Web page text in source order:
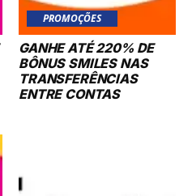
PROMOÇÕES
GANHE ATÉ 220% DE
BÔNUS SMILES NAS
TRANSFERÊNCIAS
ENTRE CONTAS